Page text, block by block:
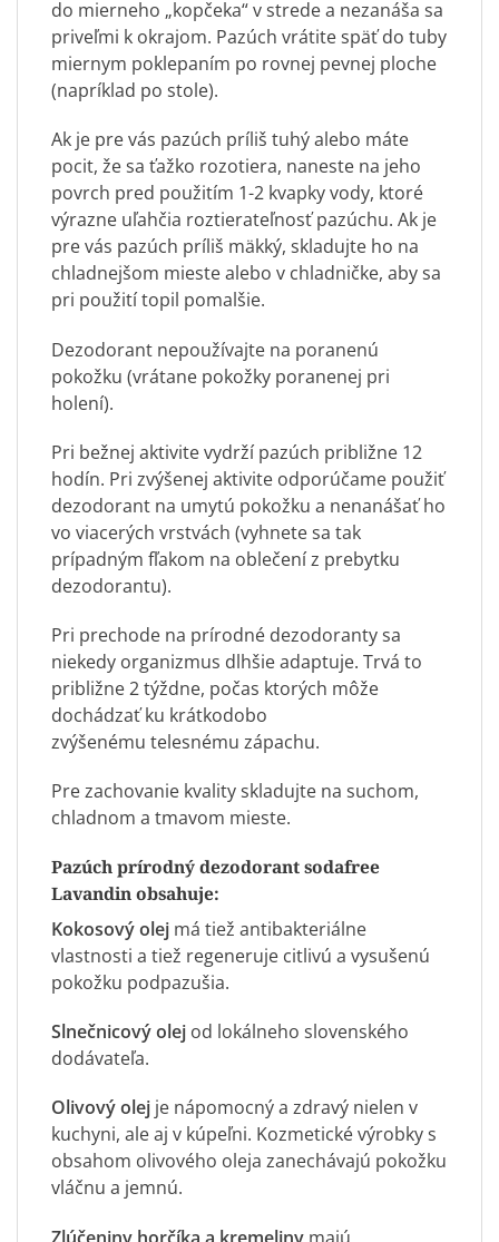
do mierneho „kopčeka“ v strede a nezanáša sa
priveľmi k okrajom. Pazúch vrátite späť do tuby
miernym poklepaním po rovnej pevnej ploche
(napríklad po stole).
Ak je pre vás pazúch príliš tuhý alebo máte
pocit, že sa ťažko rozotiera, naneste na jeho
povrch pred použitím 1-2 kvapky vody, ktoré
výrazne uľahčia roztierateľnosť pazúchu. Ak je
pre vás pazúch príliš mäkký, skladujte ho na
chladnejšom mieste alebo v chladničke, aby sa
pri použití topil pomalšie.
Dezodorant nepoužívajte na poranenú
pokožku (vrátane pokožky poranenej pri
holení).
Pri bežnej aktivite vydrží pazúch približne 12
hodín. Pri zvýšenej aktivite odporúčame použiť
dezodorant na umytú pokožku a nenanášať ho
vo viacerých vrstvách (vyhnete sa tak
prípadným fľakom na oblečení z prebytku
dezodorantu).
Pri prechode na prírodné dezodoranty sa
niekedy organizmus dlhšie adaptuje. Trvá to
približne 2 týždne, počas ktorých môže
dochádzať ku krátkodobo
zvýšenému telesnému zápachu.
Pre zachovanie kvality skladujte na suchom,
chladnom a tmavom mieste.
Pazúch prírodný dezodorant sodafree
Lavandin obsahuje:
Kokosový olej má tiež antibakteriálne
vlastnosti a tiež regeneruje citlivú a vysušenú
pokožku podpazušia.
Slnečnicový olej od lokálneho slovenského
dodávateľa.
Olivový olej je nápomocný a zdravý nielen v
kuchyni, ale aj v kúpeľni. Kozmetické výrobky s
obsahom olivového oleja zanechávajú pokožku
vláčnu a jemnú.
Zlúčeniny horčíka a kremeliny majú